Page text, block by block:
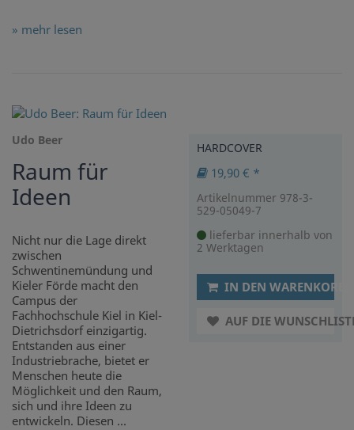
» mehr lesen
Udo Beer
Raum für
Ideen
Nicht nur die Lage direkt
zwischen
Schwentinemündung und
Kieler Förde macht den
Campus der
Fachhochschule Kiel in Kiel-
Dietrichsdorf einzigartig.
Entstanden aus einer
Industriebrache, bietet er
Menschen heute die
Möglichkeit und den Raum,
sich und ihre Ideen zu
entwickeln. Diesen ...
HARDCOVER
19,90 € *
Artikelnummer 978-3-
529-05049-7
lieferbar innerhalb von
2 Werktagen
IN DEN WARENKORB
AUF DIE